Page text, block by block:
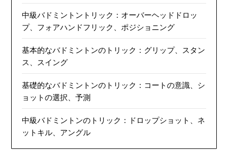
中級バドミントントリック：オーバーヘッドドロッ
プ、フォアハンドフリック、ポジショニング
基本的なバドミントンのトリック：グリップ、スタン
ス、スイング
基礎的なバドミントンのトリック：コートの意識、シ
ョットの選択、予測
中級バドミントンのトリック：ドロップショット、ネ
ットキル、アングル